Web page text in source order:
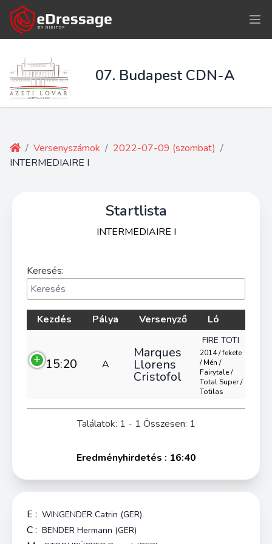
07. Budapest CDN-A
/ Versenyszámok / 2022-07-09 (szombat) /
INTERMEDIAIRE I
Startlista
INTERMEDIAIRE I
Keresés:
Kezdés Pálya Versenyző Ló
15:20 A
Marques
Llorens
Cristofol
FIRE TOTI
2014 / fekete
/ Mén /
Fairytale /
Total Super /
Totilas
Találatok: 1 - 1 Összesen: 1
Eredményhirdetés : 16:40
E : WINGENDER Catrin (GER)
C : BENDER Hermann (GER)